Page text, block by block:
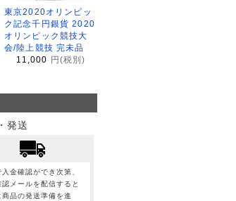
東京2020オリンピッ
ク記念千円銀貨 2020
オリンピック競技大
会/陸上競技 完未品
11,000 円(税別)
発送
入金確認ができ次第、
認メールを配信すると
商品の発送準備を進